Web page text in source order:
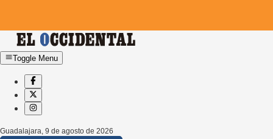
Toggle Menu
Guadalajara, 9 de agosto de 2026